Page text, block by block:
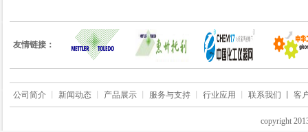
友情链接：
公司简介丨 新闻动态丨 产品展示丨 服务与支持丨 行业应用 联系我们 丨 客
copyright